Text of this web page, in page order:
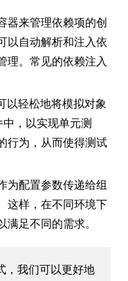
器来管理依赖项的创
以自动解析和注入依
理。常见的依赖注入
以轻松地将模拟对象
，以实现单元测
行为，从而使得测试
为配置参数传递给组
这样，在不同环境下
足不同的需求。
，我们可以更好地